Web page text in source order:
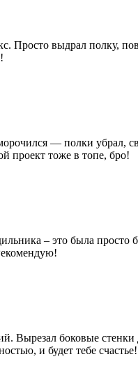
Просто выдрал полку,
— полки убрал,
проект тоже в топе, бро!
– это была
Вырезал боковые
и будет тебе счастье!